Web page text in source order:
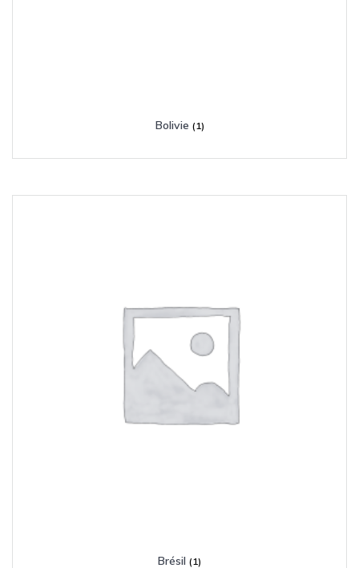
Bolivie (1)
Brésil (1)